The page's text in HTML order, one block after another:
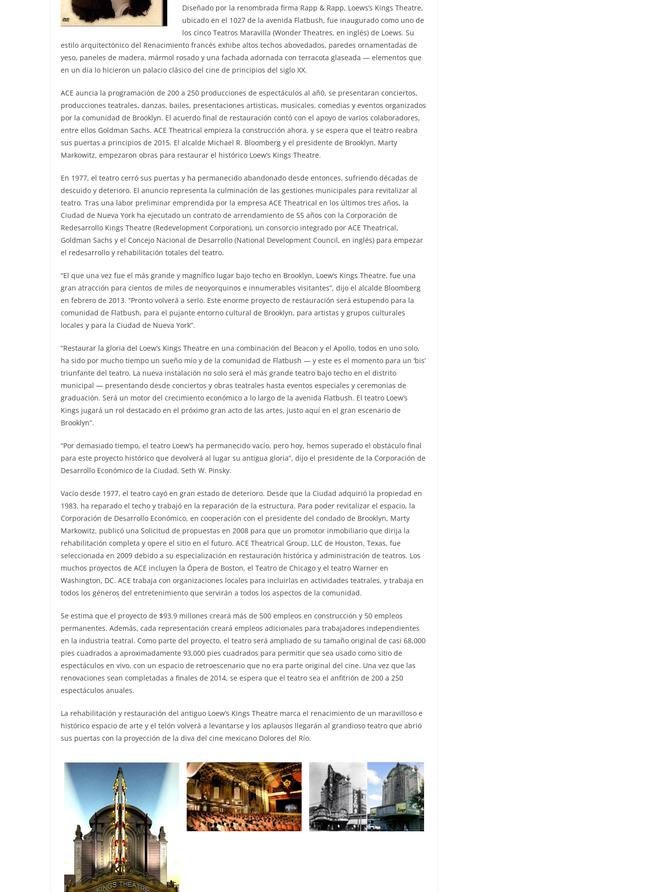
Diseñado por la renombrada firma Rapp & Rapp, Loews’s Kings Theatre,
ubicado en el 1027 de la avenida Flatbush, fue inaugurado como uno de
los cinco Teatros Maravilla (Wonder Theatres, en inglés) de Loews. Su
estilo arquitectónico del Renacimiento francés exhibe altos techos abovedados, paredes ornamentadas de
yeso, paneles de madera, mármol rosado y una fachada adornada con terracota glaseada — elementos que
en un día lo hicieron un palacio clásico del cine de principios del siglo XX.
ACE auncia la programación de 200 a 250 producciones de espectáculos al añ0, se presentaran conciertos,
producciones teatrales, danzas, bailes, presentaciones artisticas, musicales, comedias y eventos organizados
por la comunidad de Brooklyn. El acuerdo final de restauración contó con el apoyo de varios colaboradores,
entre ellos Goldman Sachs. ACE Theatrical empieza la construcción ahora, y se espera que el teatro reabra
sus puertas a principios de 2015. El alcalde Michael R. Bloomberg y el presidente de Brooklyn, Marty
Markowitz, empezaron obras para restaurar el histórico Loew’s Kings Theatre.
En 1977, el teatro cerró sus puertas y ha permanecido abandonado desde entonces, sufriendo décadas de
descuido y deterioro. El anuncio representa la culminación de las gestiones municipales para revitalizar al
teatro. Tras una labor preliminar emprendida por la empresa ACE Theatrical en los últimos tres años, la
Ciudad de Nueva York ha ejecutado un contrato de arrendamiento de 55 años con la Corporación de
Redesarrollo Kings Theatre (Redevelopment Corporation), un consorcio integrado por ACE Theatrical,
Goldman Sachs y el Concejo Nacional de Desarrollo (National Development Council, en inglés) para empezar
el redesarrollo y rehabilitación totales del teatro.
“El que una vez fue el más grande y magnífico lugar bajo techo en Brooklyn, Loew’s Kings Theatre, fue una
gran atracción para cientos de miles de neoyorquinos e innumerables visitantes”, dijo el alcalde Bloomberg
en febrero de 2013. “Pronto volverá a serlo. Este enorme proyecto de restauración será estupendo para la
comunidad de Flatbush, para el pujante entorno cultural de Brooklyn, para artistas y grupos culturales
locales y para la Ciudad de Nueva York”.
“Restaurar la gloria del Loew’s Kings Theatre en una combinación del Beacon y el Apollo, todos en uno solo,
ha sido por mucho tiempo un sueño mío y de la comunidad de Flatbush ― y este es el momento para un ‘bis’
triunfante del teatro. La nueva instalación no solo será el más grande teatro bajo techo en el distrito
municipal ― presentando desde conciertos y obras teatrales hasta eventos especiales y ceremonias de
graduación. Será un motor del crecimiento económico a lo largo de la avenida Flatbush. El teatro Loew’s
Kings jugará un rol destacado en el próximo gran acto de las artes, justo aquí en el gran escenario de
Brooklyn”.
“Por demasiado tiempo, el teatro Loew’s ha permanecido vacío, pero hoy, hemos superado el obstáculo final
para este proyecto histórico que devolverá al lugar su antigua gloria”, dijo el presidente de la Corporación de
Desarrollo Económico de la Ciudad, Seth W. Pinsky.
Vacío desde 1977, el teatro cayó en gran estado de deterioro. Desde que la Ciudad adquirió la propiedad en
1983, ha reparado el techo y trabajó en la reparación de la estructura. Para poder revitalizar el espacio, la
Corporación de Desarrollo Económico, en cooperación con el presidente del condado de Brooklyn, Marty
Markowitz, publicó una Solicitud de propuestas en 2008 para que un promotor inmobiliario que dirija la
rehabilitación completa y opere el sitio en el futuro. ACE Theatrical Group, LLC de Houston, Texas, fue
seleccionada en 2009 debido a su especialización en restauración histórica y administración de teatros. Los
muchos proyectos de ACE incluyen la Ópera de Boston, el Teatro de Chicago y el teatro Warner en
Washington, DC. ACE trabaja con organizaciones locales para incluirlas en actividades teatrales, y trabaja en
todos los géneros del entretenimiento que servirán a todos los aspectos de la comunidad.
Se estima que el proyecto de $93.9 millones creará más de 500 empleos en construcción y 50 empleos
permanentes. Además, cada representación creará empleos adicionales para trabajadores independientes
en la industria teatral. Como parte del proyecto, el teatro será ampliado de su tamaño original de casi 68,000
pies cuadrados a aproximadamente 93,000 pies cuadrados para permitir que sea usado como sitio de
espectáculos en vivo, con un espacio de retroescenario que no era parte original del cine. Una vez que las
renovaciones sean completadas a finales de 2014, se espera que el teatro sea el anfitrión de 200 a 250
espectáculos anuales.
La rehabilitación y restauración del antiguo Loew’s Kings Theatre marca el renacimiento de un maravilloso e
histórico espacio de arte y el telón volverá a levantarse y los aplausos llegarán al grandioso teatro que abrió
sus puertas con la proyección de la diva del cine mexicano Dolores del Río.